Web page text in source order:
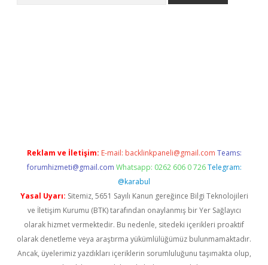
Reklam ve İletişim: E-mail: backlinkpaneli@gmail.com Teams:
forumhizmeti@gmail.com Whatsapp: 0262 606 0 726 Telegram:
@karabul
Yasal Uyarı: Sitemiz, 5651 Sayılı Kanun gereğince Bilgi Teknolojileri
ve İletişim Kurumu (BTK) tarafından onaylanmış bir Yer Sağlayıcı
olarak hizmet vermektedir. Bu nedenle, sitedeki içerikleri proaktif
olarak denetleme veya araştırma yükümlülüğümüz bulunmamaktadır.
Ancak, üyelerimiz yazdıkları içeriklerin sorumluluğunu taşımakta olup,